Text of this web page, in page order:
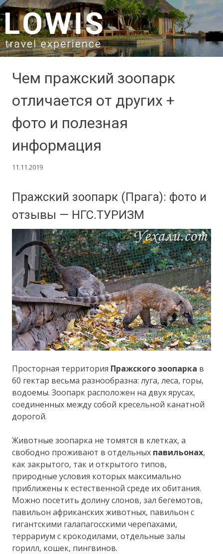
SKIP TO CONTENT
Чем пражский зоопарк
отличается от других +
фото и полезная
информация
11.11.2019
Пражский зоопарк (Прага): фото и
отзывы — НГС.ТУРИЗМ
Просторная территория Пражского зоопарка в
60 гектар весьма разнообразна: луга, леса, горы,
водоемы. Зоопарк расположен на двух ярусах,
соединенных между собой кресельной канатной
дорогой.
Животные зоопарка не томятся в клетках, а
свободно проживают в отдельных павильонах,
как закрытого, так и открытого типов,
природные условия которых максимально
приближены к естественной среде их обитания.
Можно посетить долину слонов, зал бегемотов,
павильон африканских животных, павильон с
гигантскими галапагосскими черепахами,
террариум с крокодилами, отдельные залы
горилл, кошек, пингвинов.